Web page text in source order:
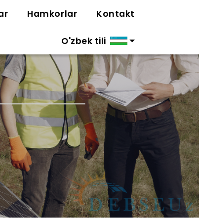
Hamkorlar Kontakt
O'zbek tili